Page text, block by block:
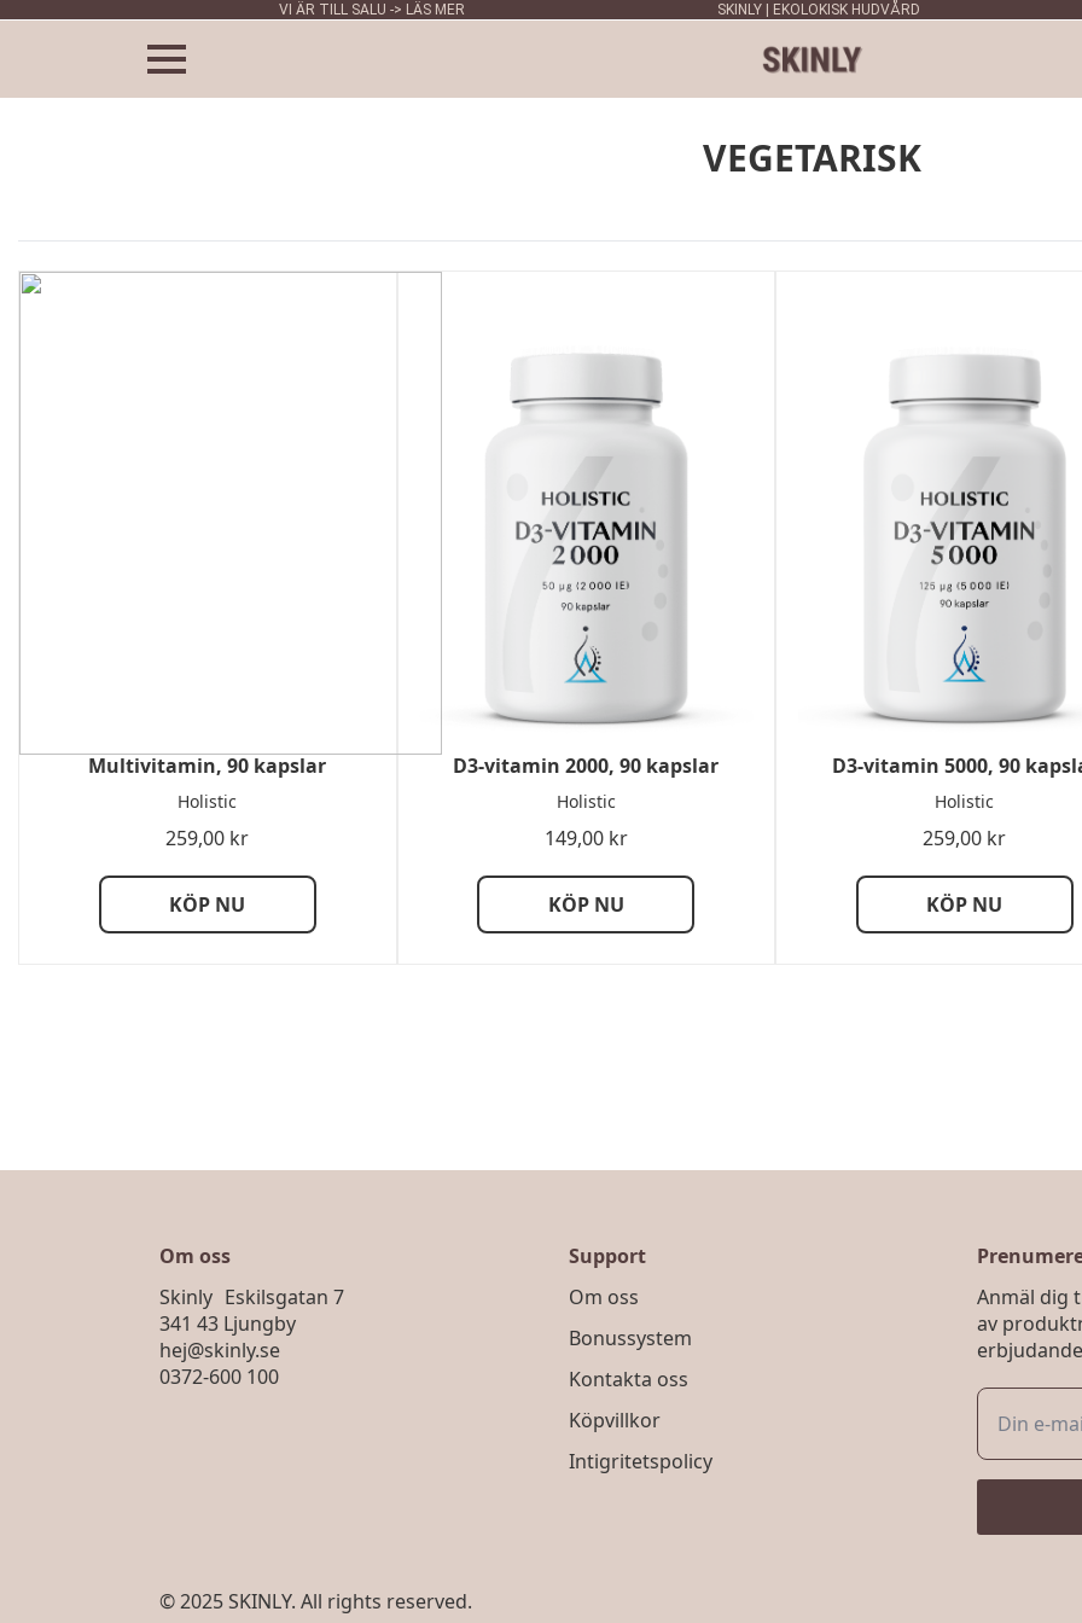
VI ÄR TILL SALU -> LÄS MER SKINLY | EKOLOKISK HUDVÅRD
VEGETARISK
Multivitamin, 90 kapslar
Holistic
259,00 kr
KÖP NU
D3-vitamin 2000, 90 kapslar
Holistic
149,00 kr
KÖP NU
D3-vitamin 5000, 90
Holistic
259,00 kr
KÖP NU
Om oss
Skinly Eskilsgatan 7
341 43 Ljungby
hej@skinly.se
0372-600 100
Support
Om oss
Bonussystem
Kontakta oss
Köpvillkor
Intigritetspolicy
Anmäl dig
av
© 2025 SKINLY. All rights reserved.